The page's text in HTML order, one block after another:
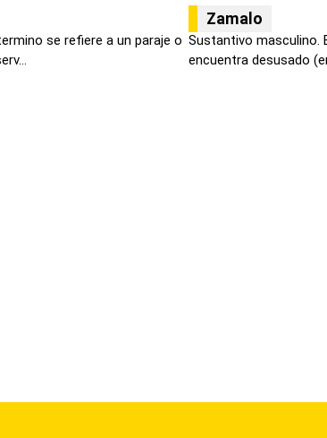
se refiere a un paraje o
Zamalo
Sustantivo masculino.
encuentra desusado